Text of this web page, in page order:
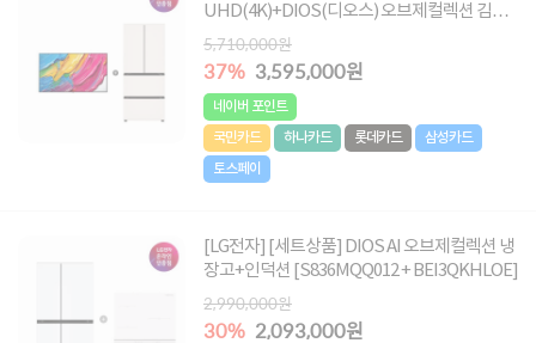
UHD(4K)+DIOS(디오스) 오브제컬렉션 김치
톡톡 402L (4도어/베이지)
[75QNED75AEA+Z408MEEF23]
5,710,000원
37% 3,595,000원
네이버 포인트
국민카드
하나카드 롯데카드
삼성카드
토스페이
[LG전자] [세트상품] DIOS AI 오브제컬렉션 냉
장고+인덕션 [S836MQQ012 + BEI3QKHLOE]
2,990,000원
30% 2,093,000원